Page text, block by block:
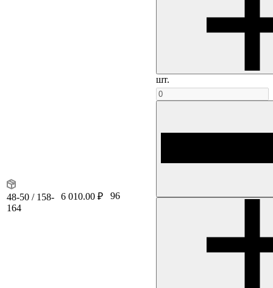
шт.
48-50 / 158-
164
6 010.00 ₽ 96